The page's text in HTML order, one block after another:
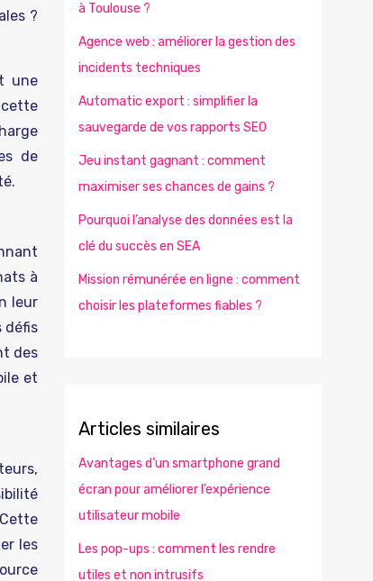
?
une
de
à
leur
défis
des
et
les
à Toulouse ?
Agence web : améliorer la gestion des
incidents techniques
Automatic export : simplifier la
sauvegarde de vos rapports SEO
Jeu instant gagnant : comment
maximiser ses chances de gains ?
Pourquoi l’analyse des données est la
clé du succès en SEA
Mission rémunérée en ligne : comment
choisir les plateformes fiables ?
Articles similaires
Avantages d’un smartphone grand
écran pour améliorer l’expérience
utilisateur mobile
Les pop-ups : comment les rendre
utiles et non intrusifs